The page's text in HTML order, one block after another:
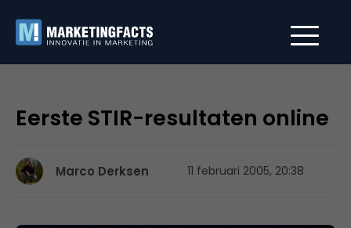
Eerste STIR-resultaten online
Marco Derksen 11 februari 2005, 20:38